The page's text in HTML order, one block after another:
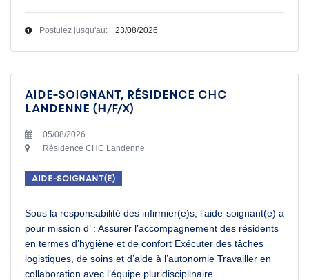
Postulez jusqu'au: 23/08/2026
Aide-soignant, Résidence CHC
Landenne (H/F/X)
05/08/2026
Résidence CHC Landenne
Aide-soignant(e)
Sous la responsabilité des infirmier(e)s, l’aide-soignant(e) a
pour mission d’ : Assurer l’accompagnement des résidents
en termes d’hygiène et de confort Exécuter des tâches
logistiques, de soins et d’aide à l’autonomie Travailler en
collaboration avec l’équipe pluridisciplinaire